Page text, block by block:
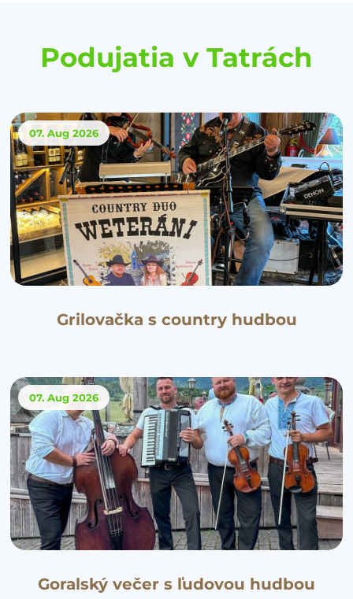
Podujatia v Tatrách
07. Aug 2026
Grilovačka s country hudbou
07. Aug 2026
Goralský večer s ľudovou hudbou